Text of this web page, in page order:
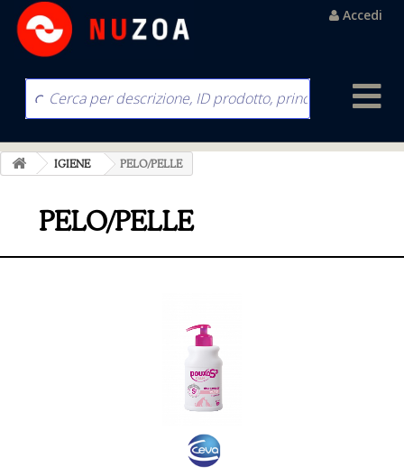
Accedi
IGIENE PELO/PELLE
PELO/PELLE